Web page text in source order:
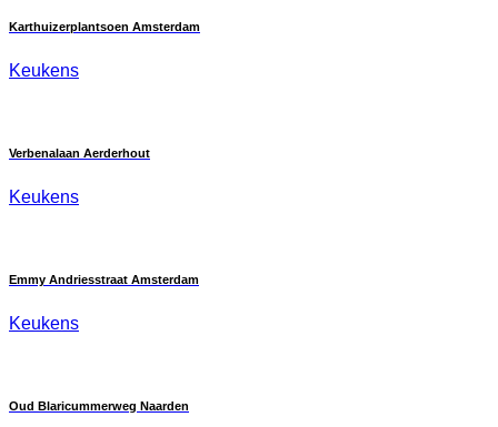
Karthuizerplantsoen Amsterdam
Keukens
Verbenalaan Aerderhout
Keukens
Emmy Andriesstraat Amsterdam
Keukens
Oud Blaricummerweg Naarden